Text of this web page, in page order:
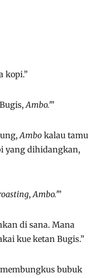
kopi.”
Ambo.’”
Ambo kalau tamu
yang dihidangkan,
,Ambo.’”
di sana. Mana
kue ketan Bugis.”
bubuk